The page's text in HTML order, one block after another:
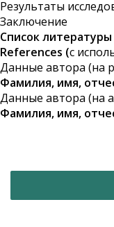
Результаты
Заключение
Список литературы
References (с
Данные автора (на
Фамилия, имя,
Данные автора (на
Фамилия, имя,